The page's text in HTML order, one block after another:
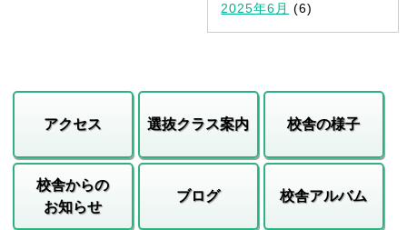
2025年6月 (6)
アクセス 選抜クラス案内 校舎の様子
校舎からの
お知らせ
ブログ 校舎アルバム